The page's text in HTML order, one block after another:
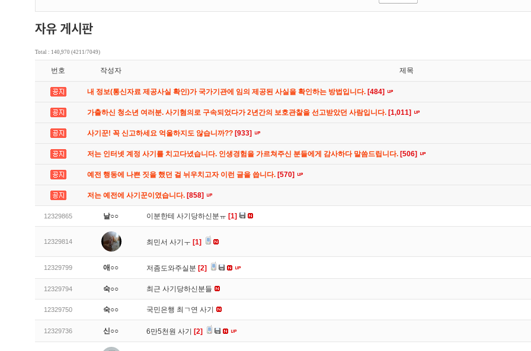
Total : 140,970 (4211/7049)
번호 작성자 제목
내 정보(통신자료 제공사실 확인)가 국가기관에 임의 제공된 사실을 확인하는 방법입니다. [484]
가출하신 청소년 여러분. 사기혐의로 구속되었다가 2년간의 보호관찰을 선고받았던 사람입니다. [1,011]
사기꾼! 꼭 신고하세요 억울하지도 않습니까?? [933]
저는 인터넷 계정 사기를 치고다녔습니다. 인생경험을 가르쳐주신 분들에게 감사하다 말씀드립니다. [506]
예전 행동에 나쁜 짓을 했던 걸 뉘우치고자 이런 글을 씁니다. [570]
저는 예전에 사기꾼이였습니다. [858]
12329865 날○○ 이분한테 사기당하신분ㅠ [1]
12329814 최민서 사기ㅜ [1]
12329799 애○○ 저좀도와주실분 [2]
12329794 숙○○ 최근 사기당하신분들
12329750 숙○○ 국민은행 최ㄱ연 사기
12329736 신○○ 6만5천원 사기 [2]